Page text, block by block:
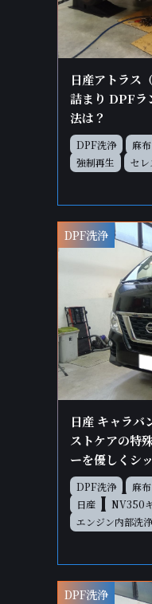
日産アトラス
詰まり DPFラ
法は？
DPF洗浄 麻
強制再生
セレ
DPF洗浄
日産 キャラ
ストケアの特
ーを優しくシ
DPF洗浄 麻
日産
NV350
エンジン内部洗浄
DPF洗浄